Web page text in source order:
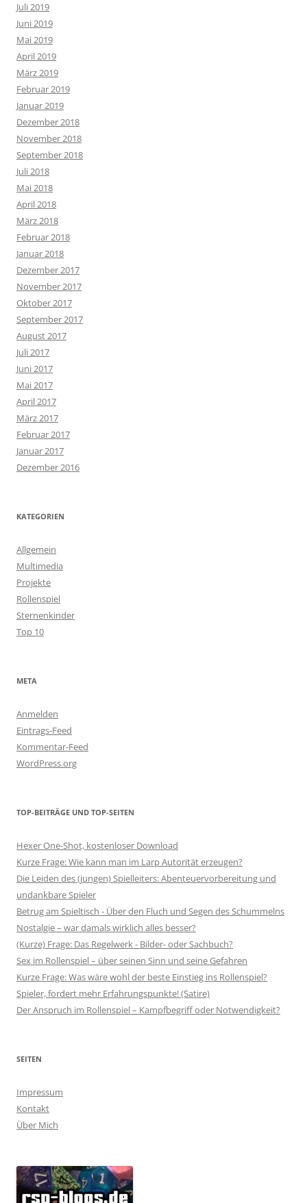
Juli 2019
Juni 2019
Mai 2019
April 2019
März 2019
Februar 2019
Januar 2019
Dezember 2018
November 2018
September 2018
Juli 2018
Mai 2018
April 2018
März 2018
Februar 2018
Januar 2018
Dezember 2017
November 2017
Oktober 2017
September 2017
August 2017
Juli 2017
Juni 2017
Mai 2017
April 2017
März 2017
Februar 2017
Januar 2017
Dezember 2016
KATEGORIEN
Allgemein
Multimedia
Projekte
Rollenspiel
Sternenkinder
Top 10
META
Anmelden
Eintrags-Feed
Kommentar-Feed
WordPress.org
TOP-BEITRÄGE UND TOP-SEITEN
Hexer One-Shot, kostenloser Download
Kurze Frage: Wie kann man im Larp Autorität erzeugen?
Die Leiden des (jungen) Spielleiters: Abenteuervorbereitung und
undankbare Spieler
Betrug am Spieltisch - Über den Fluch und Segen des Schummelns
Nostalgie – war damals wirklich alles besser?
(Kurze) Frage: Das Regelwerk - Bilder- oder Sachbuch?
Sex im Rollenspiel – über seinen Sinn und seine Gefahren
Kurze Frage: Was wäre wohl der beste Einstieg ins Rollenspiel?
Spieler, fordert mehr Erfahrungspunkte! (Satire)
Der Anspruch im Rollenspiel – Kampfbegriff oder Notwendigkeit?
SEITEN
Impressum
Kontakt
Über Mich